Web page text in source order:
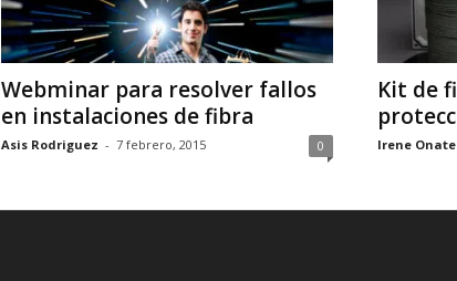
Webminar para resolver fallos
en instalaciones de fibra
Asis Rodriguez - 7 febrero, 2015 0
Kit de
Irene Onate